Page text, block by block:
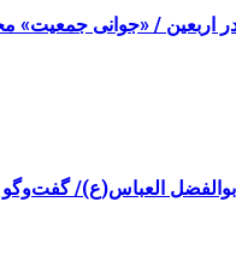
العباس(ع)/ گفت‌وگو